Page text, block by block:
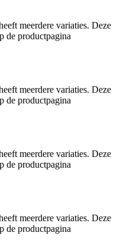
meerdere variaties. Deze
de productpagina
meerdere variaties. Deze
de productpagina
meerdere variaties. Deze
de productpagina
meerdere variaties. Deze
de productpagina